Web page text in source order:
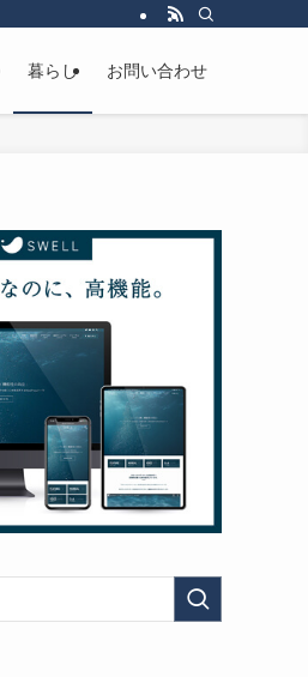
暮らし お問い合わせ